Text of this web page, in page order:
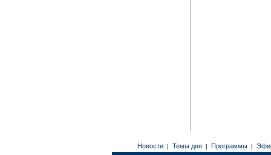
Новости | Темы дня | Программы |